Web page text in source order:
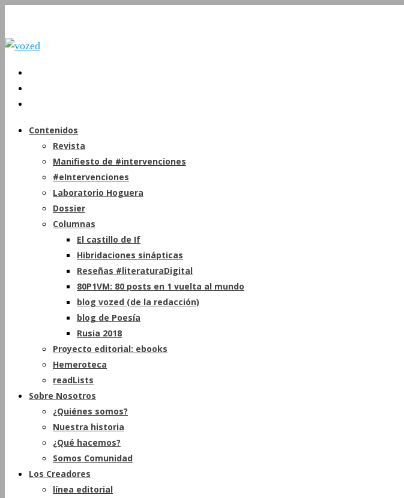
Contenidos
Revista
Manifiesto de #intervenciones
#eIntervenciones
Laboratorio Hoguera
Dossier
Columnas
El castillo de If
Hibridaciones sinápticas
Reseñas #literaturaDigital
80P1VM: 80 posts en 1 vuelta al mundo
blog vozed (de la redacción)
blog de Poesía
Rusia 2018
Proyecto editorial: ebooks
Hemeroteca
readLists
Sobre Nosotros
¿Quiénes somos?
Nuestra historia
¿Qué hacemos?
Somos Comunidad
Los Creadores
línea editorial